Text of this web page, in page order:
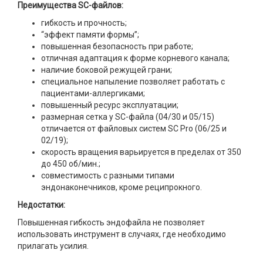
Преимущества SC-файлов:
гибкость и прочность;
“эффект памяти формы”;
повышенная безопасность при работе;
отличная адаптация к форме корневого канала;
наличие боковой режущей грани;
специальное напыление позволяет работать с
пациентами-аллергиками;
повышенный ресурс эксплуатации;
размерная сетка у SC-файла (04/30 и 05/15)
отличается от файловых систем SC Pro (06/25 и
02/19);
скорость вращения варьируется в пределах от 350
до 450 об/мин.;
совместимость с разными типами
эндонаконечников, кроме реципрокного.
Недостатки:
Повышенная гибкость эндофайла не позволяет
использовать инструмент в случаях, где необходимо
прилагать усилия.